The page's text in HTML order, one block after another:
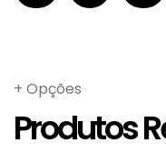
+ Opções
Produtos